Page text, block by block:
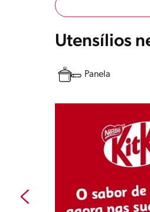
Utensílios
Panela